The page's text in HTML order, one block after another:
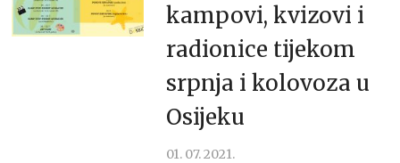
kampovi, kvizovi i
radionice tijekom
srpnja i kolovoza u
Osijeku
01. 07. 2021.